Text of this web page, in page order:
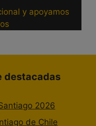
y apoyamos
destacadas
2026
de Chile